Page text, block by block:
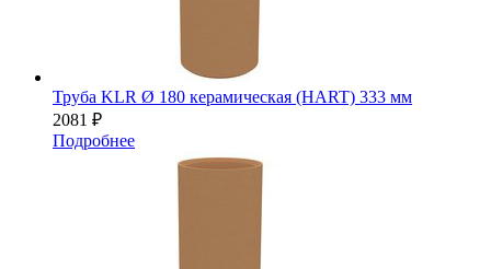
Труба KLR Ø 180 керамическая (HART) 333 мм
2081 ₽
Подробнее